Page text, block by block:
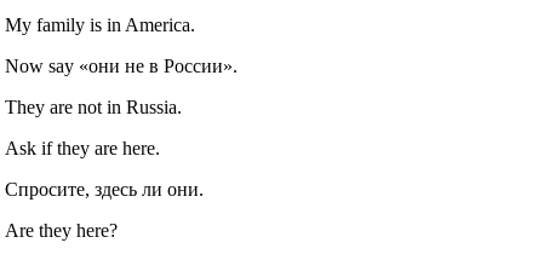
My family is in America.
Now say «они не в России».
They are not in Russia.
Ask if they are here.
Спросите, здесь ли они.
Are they here?